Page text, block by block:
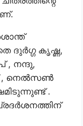
ദുർഗ്ഗ കൃഷ്ണ,
, നന്ദു,
, നെൽസൺ
.